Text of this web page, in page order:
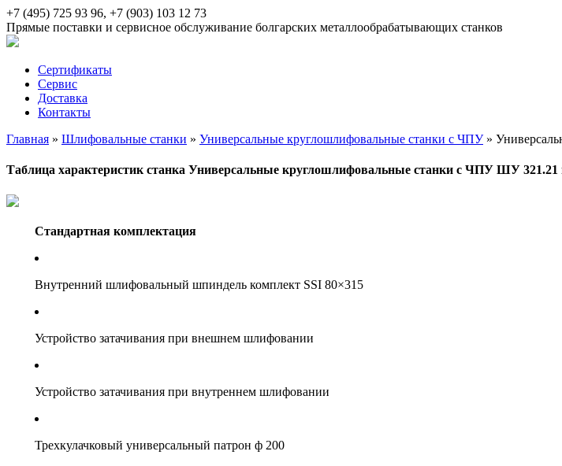
+7 (495) 725 93 96, +7 (903) 103 12 73
Прямые поставки и сервисное обслуживание болгарских металлообрабатывающих станков
Сертификаты
Сервис
Доставка
Контакты
Главная » Шлифовальные станки » Универсальные круглошлифовальные станки с ЧПУ»
Таблица характеристик станка Универсальные круглошлифовальные станки с ЧПУ ШУ 321.21
Стандартная комплектация
Внутренний шлифовальный шпиндель комплект SSI 80×315
Устройство затачивания при внешнем шлифовании
Устройство затачивания при внутреннем шлифовании
Трехкулачковый универсальный патрон ф 200